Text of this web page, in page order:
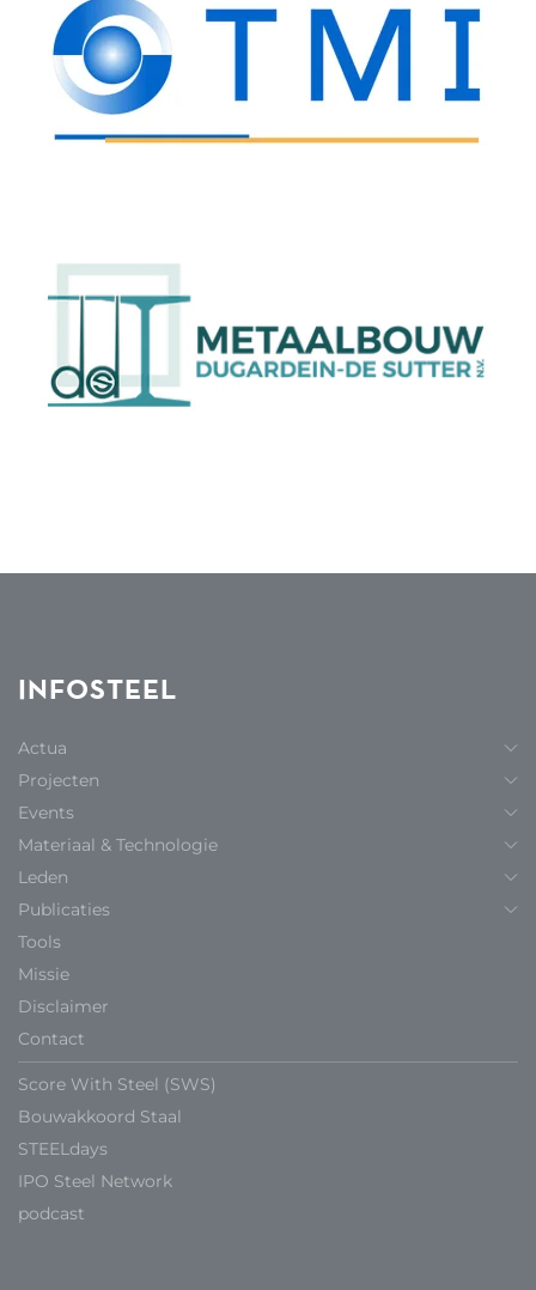
INFOSTEEL
Actua
Projecten
Events
Materiaal & Technologie
Leden
Publicaties
Tools
Missie
Disclaimer
Contact
Score With Steel (SWS)
Bouwakkoord Staal
STEELdays
IPO Steel Network
podcast